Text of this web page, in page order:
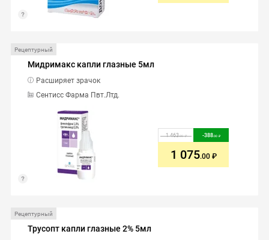
Рецептурный
Мидримакс капли глазные 5мл
Сентисс Фарма Пвт.Лтд.
Расширяет зрачок
1 463.00 -388.00
1 075.00
Рецептурный
Трусопт капли глазные 2% 5мл